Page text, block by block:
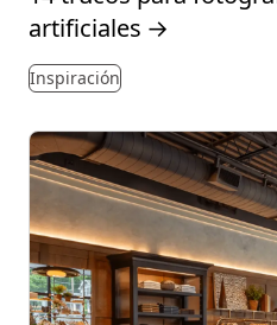
artificiales →
Inspiración